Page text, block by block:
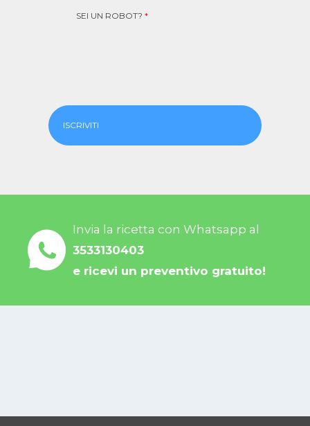
SEI UN ROBOT? *
ISCRIVITI
Invia la ricetta con Whatsapp al
3533130403
e ricevi un preventivo gratuito!